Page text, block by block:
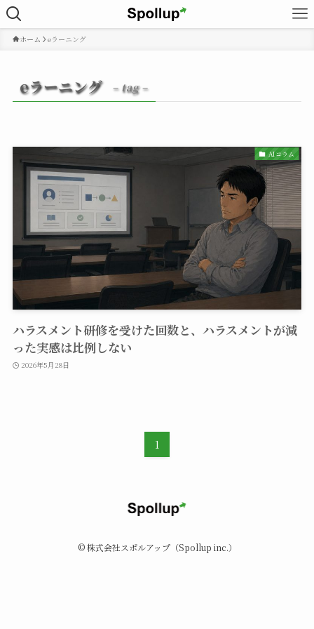
ホーム eラーニング
eラーニング – tag –
AIコラム
ハラスメント研修を受けた回数と、ハラスメントが減
った実感は比例しない
2026年5月28日
1
©株式会社スポルアップ（Spollup inc.）